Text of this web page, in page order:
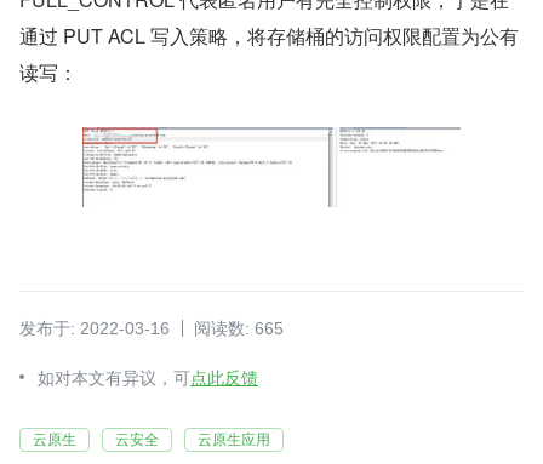
通过 PUT ACL 写入策略，将存储桶的访问权限配置为公有
读写：
发布于: 2022-03-16 阅读数: 665
如对本文有异议，可点此反馈
云原生 云安全 云原生应用